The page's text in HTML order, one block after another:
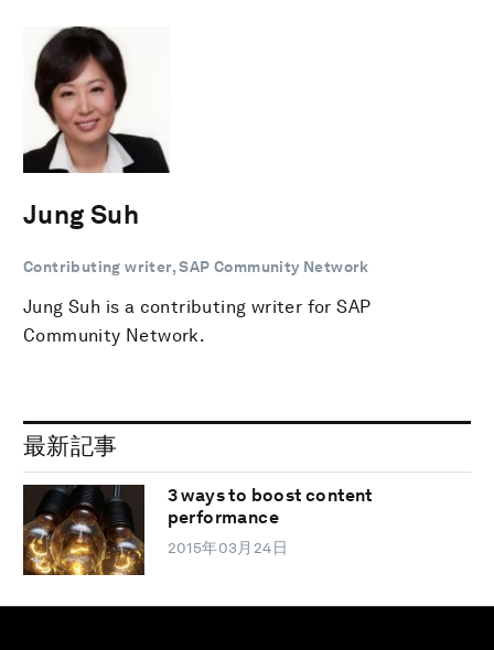
Jung Suh
Contributing writer, SAP Community Network
Jung Suh is a contributing writer for SAP
Community Network.
最新記事
3 ways to boost content
performance
2015年03月24日